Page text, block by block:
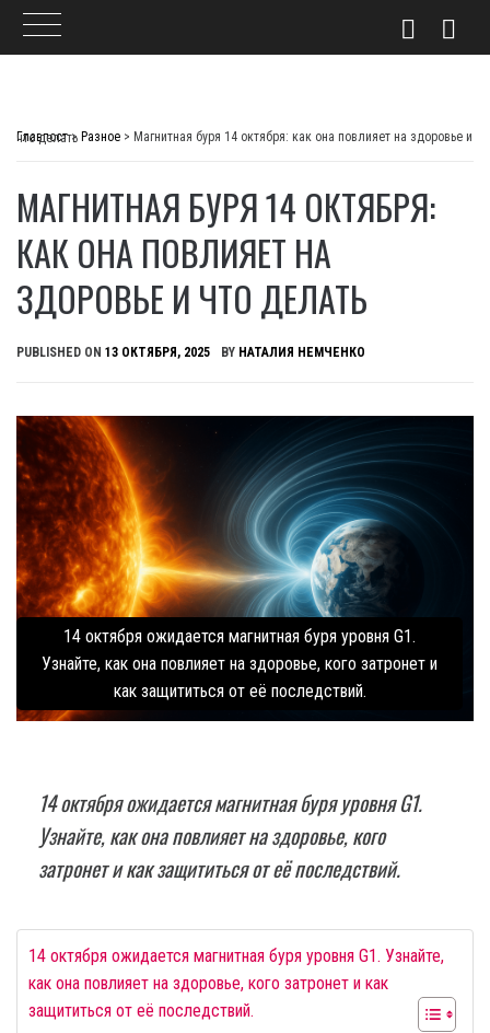
Главпост> Разное >
Магнитная буря 14 октября: как она повлияет на здоровье и что делать
МАГНИТНАЯ БУРЯ 14 ОКТЯБРЯ:
КАК ОНА ПОВЛИЯЕТ НА
ЗДОРОВЬЕ И ЧТО ДЕЛАТЬ
PUBLISHED ON 13 ОКТЯБРЯ, 2025 BY НАТАЛИЯ НЕМЧЕНКО
14 октября ожидается магнитная буря уровня G1.
Узнайте, как она повлияет на здоровье, кого затронет и
как защититься от её последствий.
14 октября ожидается магнитная буря уровня G1.
Узнайте, как она повлияет на здоровье, кого
затронет и как защититься от её последствий.
14 октября ожидается магнитная буря уровня G1. Узнайте,
как она повлияет на здоровье, кого затронет и как
защититься от её последствий.